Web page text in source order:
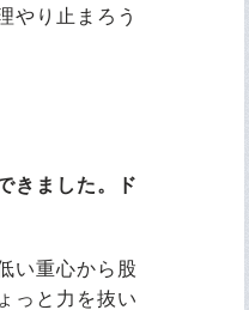
やり止まろう
きました。ド
い重心から股
っと力を抜い